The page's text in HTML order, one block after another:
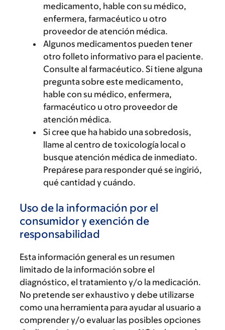
medicamento, hable con su médico,
enfermera, farmacéutico u otro
proveedor de atención médica.
Algunos medicamentos pueden tener
otro folleto informativo para el paciente.
Consulte al farmacéutico. Si tiene alguna
pregunta sobre este medicamento,
hable con su médico, enfermera,
farmacéutico u otro proveedor de
atención médica.
Si cree que ha habido una sobredosis,
llame al centro de toxicología local o
busque atención médica de inmediato.
Prepárese para responder qué se ingirió,
qué cantidad y cuándo.
Uso de la información por el
consumidor y exención de
responsabilidad
Esta información general es un resumen
limitado de la información sobre el
diagnóstico, el tratamiento y/o la medicación.
No pretende ser exhaustivo y debe utilizarse
como una herramienta para ayudar al usuario a
comprender y/o evaluar las posibles opciones